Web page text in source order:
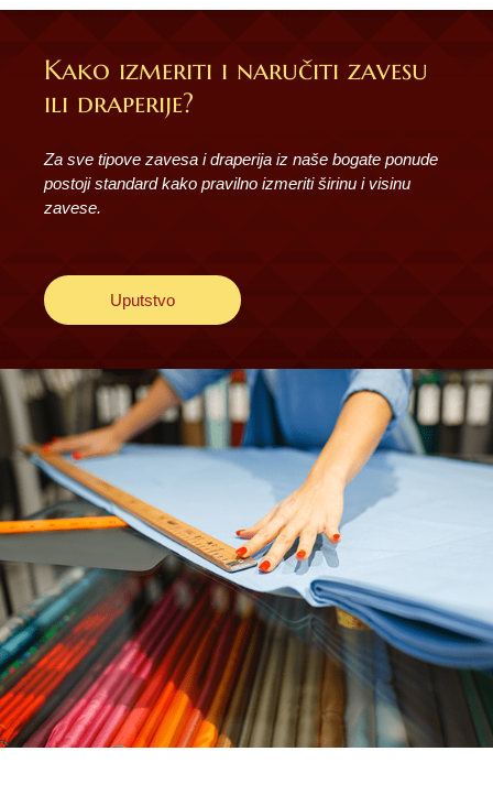
Kako izmeriti i naručiti zavesu
ili draperije?
Za sve tipove zavesa i draperija iz naše bogate ponude
postoji standard kako pravilno izmeriti širinu i visinu
zavese.
Uputstvo